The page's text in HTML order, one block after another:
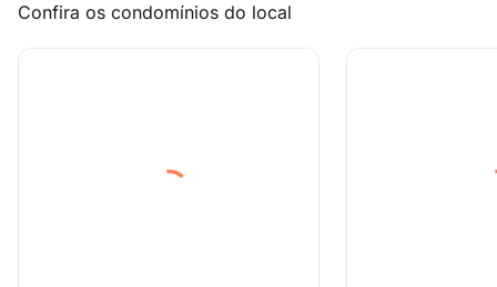
Confira os condomínios do local